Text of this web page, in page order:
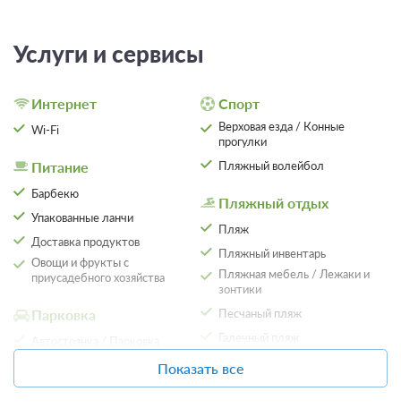
Услуги и сервисы
Интернет
Wi-Fi
Питание
Барбекю
Упакованные ланчи
Доставка продуктов
Овощи и фрукты с
приусадебного хозяйства
Парковка
Спорт
Верховая езда / Конные
прогулки
Пляжный волейбол
Пляжный отдых
Пляж
Пляжный инвентарь
Пляжная мебель / Лежаки и
зонтики
Песчаный пляж
Галечный пляж
С выходом к морю
Показать все